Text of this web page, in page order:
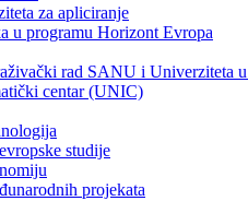
za apliciranje
u programu Horizont Evropa
rad SANU i Univerziteta
centar (UNIC)
studije
projekata